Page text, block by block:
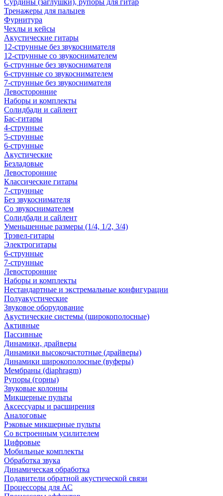
Сурдины (заглушки), рупоры для гитар
Тренажеры для пальцев
Фурнитура
Чехлы и кейсы
Акустические гитары
12-струнные без звукоснимателя
12-струнные со звукоснимателем
6-струнные без звукоснимателя
6-струнные со звукоснимателем
7-струнные без звукоснимателя
Левосторонние
Наборы и комплекты
Солидбади и сайлент
Бас-гитары
4-струнные
5-струнные
6-струнные
Акустические
Безладовые
Левосторонние
Классические гитары
7-струнные
Без звукоснимателя
Со звукоснимателем
Солидбади и сайлент
Уменьшенные размеры (1/4, 1/2, 3/4)
Трэвел-гитары
Электрогитары
6-струнные
7-струнные
Левосторонние
Наборы и комплекты
Нестандартные и экстремальные конфигурации
Полуакустические
Звуковое оборудование
Акустические системы (широкополосные)
Активные
Пассивные
Динамики, драйверы
Динамики высокочастотные (драйверы)
Динамики широкополосные (вуферы)
Мембраны (diaphragm)
Рупоры (горны)
Звуковые колонны
Микшерные пульты
Аксессуары и расширения
Аналоговые
Рэковые микшерные пульты
Со встроенным усилителем
Цифровые
Мобильные комплекты
Обработка звука
Динамическая обработка
Подавители обратной акустической связи
Процессоры для АС